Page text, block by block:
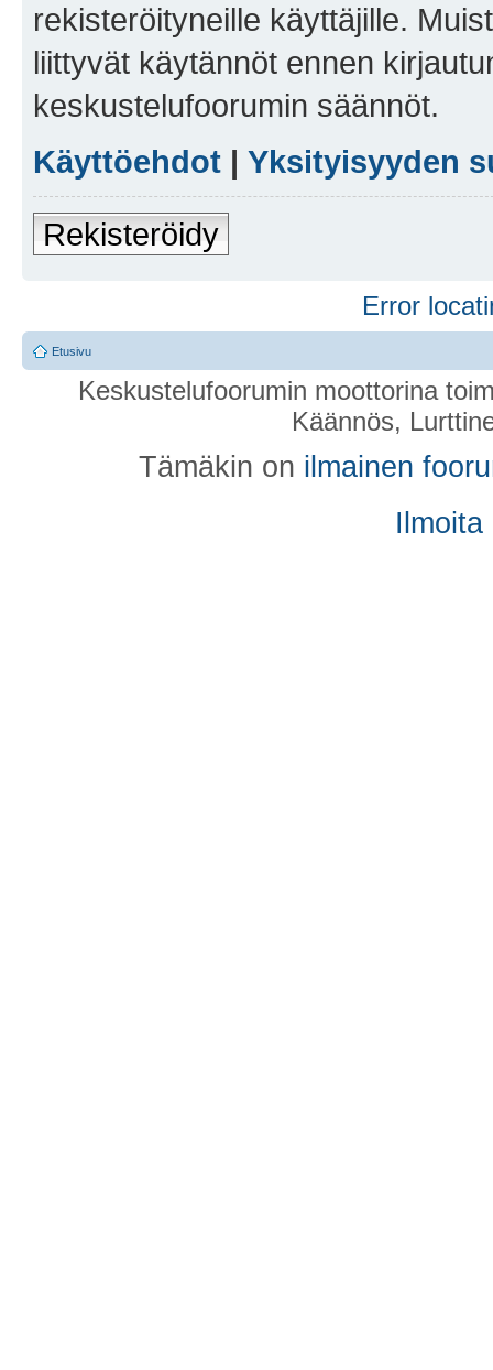
rekisteröityneille käyttäjille.
liittyvät käytännöt ennen
keskustelufoorumin säännöt.
Käyttöehdot | Yksityisyyden
Rekisteröidy
Error
Etusivu
Keskustelufoorumin moottorina
Käännös,
Tämäkin on ilmainen